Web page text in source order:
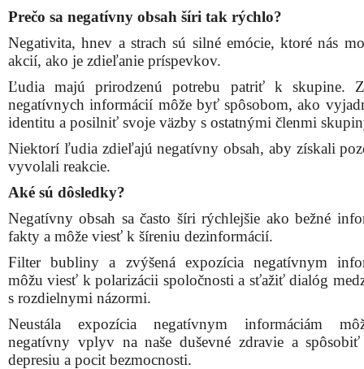
Prečo sa negatívny obsah šíri tak rýchlo?
Negativita, hnev a strach sú silné emócie, ktoré nás
akcií, ako je zdieľanie príspevkov.
Ľudia majú prirodzenú potrebu patriť k skupine.
negatívnych informácií môže byť spôsobom, ako
identitu a posilniť svoje väzby s ostatnými členmi
Niektorí ľudia zdieľajú negatívny obsah, aby získali
vyvolali reakcie.
Aké sú dôsledky?
Negatívny obsah sa často šíri rýchlejšie ako bežné
fakty a môže viesť k šíreniu dezinformácií.
Filter bubliny a zvýšená expozícia negatívnym
môžu viesť k polarizácii spoločnosti a sťažiť dialóg
s rozdielnymi názormi.
Neustála expozícia negatívnym informáciám
negatívny vplyv na naše duševné zdravie a
depresiu a pocit bezmocnosti.